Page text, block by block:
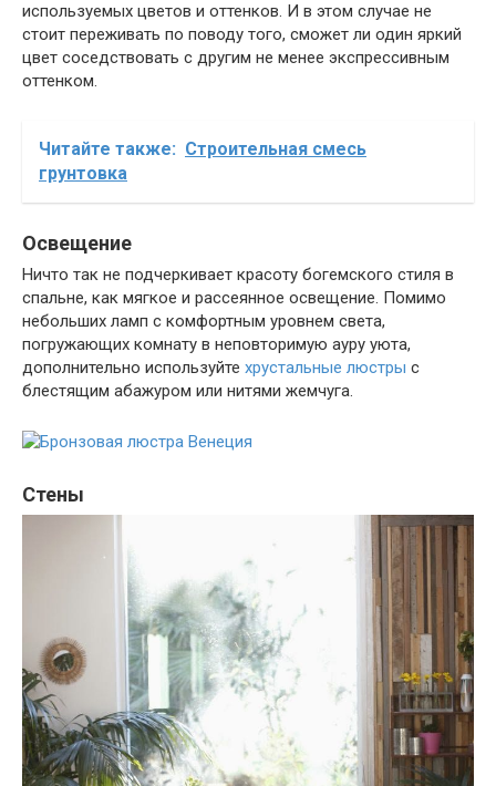
используемых цветов и оттенков. И в этом случае не
стоит переживать по поводу того, сможет ли один яркий
цвет соседствовать с другим не менее экспрессивным
оттенком.
Читайте также: Строительная смесь
грунтовка
Освещение
Ничто так не подчеркивает красоту богемского стиля в
спальне, как мягкое и рассеянное освещение. Помимо
небольших ламп с комфортным уровнем света,
погружающих комнату в неповторимую ауру уюта,
дополнительно используйте хрустальные люстры с
блестящим абажуром или нитями жемчуга.
Стены